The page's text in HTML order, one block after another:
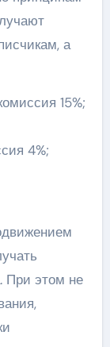
а
15%;
4%;
При этом не